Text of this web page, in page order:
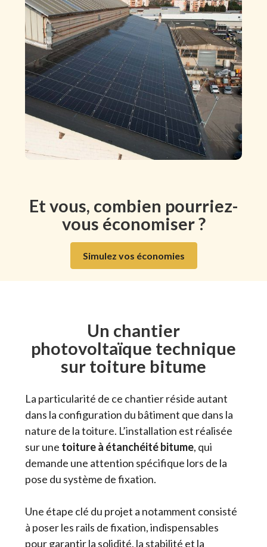
Et vous, combien pourriez-
vous économiser ?
Simulez vos économies
Un chantier
photovoltaïque technique
sur toiture bitume
La particularité de ce chantier réside autant
dans la configuration du bâtiment que dans la
nature de la toiture. L’installation est réalisée
sur une toiture à étanchéité bitume, qui
demande une attention spécifique lors de la
pose du système de fixation.
Une étape clé du projet a notamment consisté
à poser les rails de fixation, indispensables
pour garantir la solidité, la stabilité et la